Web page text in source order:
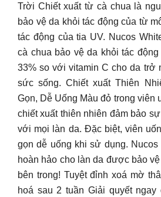
Trời Chiết xuất từ cà chua là
bảo vệ da khỏi tác động của từ
tác động của tia UV. Nucos
cà chua bảo vệ da khỏi tác
33% so với vitamin C cho da trở
sức sống. Chiết xuất Thiên
Gọn, Dễ Uống Màu đỏ trong viên
chiết xuất thiên nhiên đảm bảo
với mọi làn da. Đặc biệt, viên
gọn dễ uống khi sử dụng.
hoàn hảo cho làn da được bảo
bên trong! Tuyệt đỉnh xoá mờ
hoá sau 2 tuần Giải quyết ngay